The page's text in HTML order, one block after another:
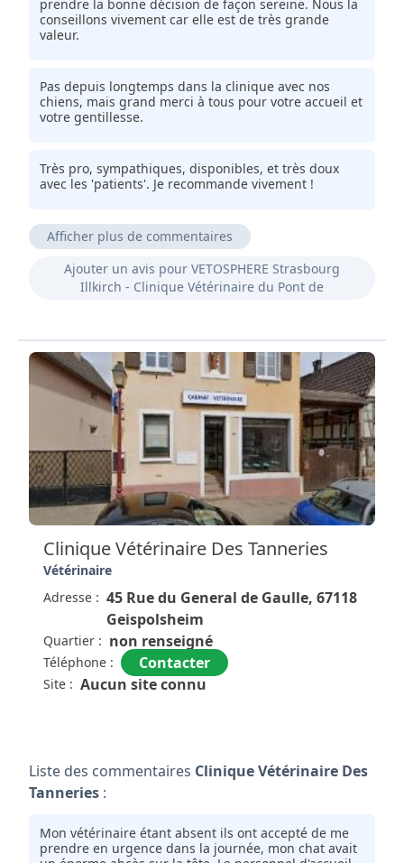
prendre la bonne décision de façon sereine. Nous la
conseillons vivement car elle est de très grande
valeur.
Pas depuis longtemps dans la clinique avec nos
chiens, mais grand merci à tous pour votre accueil et
votre gentillesse.
Très pro, sympathiques, disponibles, et très doux
avec les 'patients'. Je recommande vivement !
Afficher plus de commentaires
Docteur Rachail, véto au top.
compétents qui prennent le temps à chaque
consultation et qui proposent des soins adaptés aux
problèmes de votre animal.
Très bon accueil et excellente équipe. Je me déplace
de Strasbourg à Illkirch depuis une quinzaine
d'années pour la gentillesse et les compétences du
personnel. Je recommande cette clinique.
Nous faisons appel au Dr Rachail qui est une
excellente vétérinaire, nous la recommandons
fortement.
Ajouter un avis pour VETOSPHERE Strasbourg
Illkirch - Clinique Vétérinaire du Pont de
Clinique Vétérinaire Des Tanneries
Vétérinaire
Adresse : 45 Rue du General de Gaulle, 67118
Geispolsheim
Quartier : non renseigné
Téléphone : Contacter
Site : Aucun site connu
Liste des commentaires Clinique Vétérinaire Des
Tanneries :
Mon vétérinaire étant absent ils ont accepté de me
prendre en urgence dans la journée, mon chat avait